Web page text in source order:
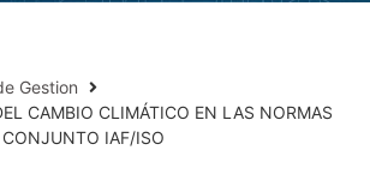
Gestion
CAMBIO CLIMÁTICO EN LAS NORMAS
IAF/ISO